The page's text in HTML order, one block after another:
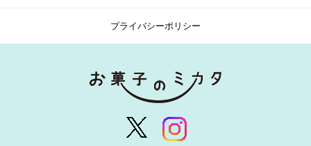
プライバシーポリシー